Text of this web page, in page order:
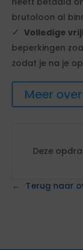
brutoloon al
Volledige
beperkingen
zodat je na je
Meer
Deze
Terug naar